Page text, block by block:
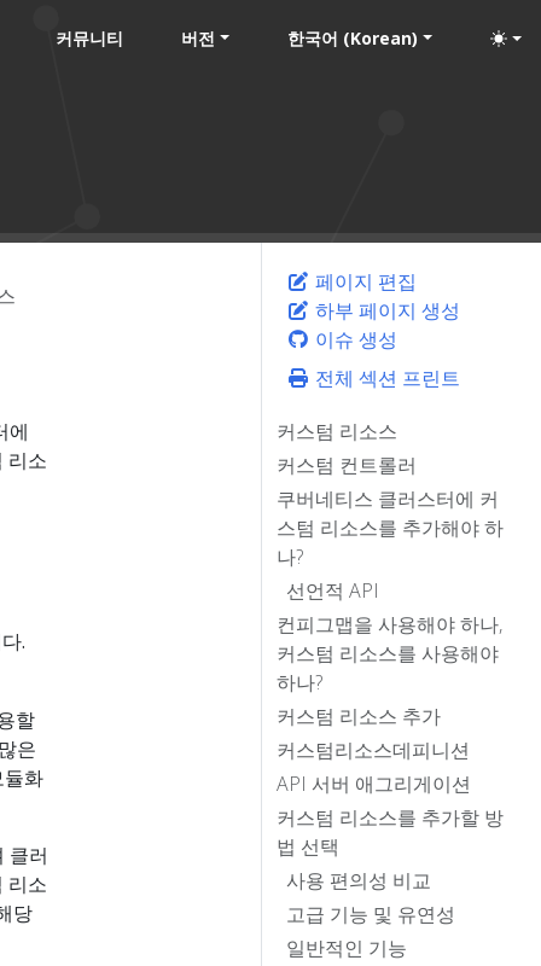
커뮤니티 버전 한국어 (Korean)
페이지 편집
하부 페이지 생성
이슈 생성
전체 섹션 프린트
커스텀 리소스
커스텀 컨트롤러
쿠버네티스 클러스터에 커
스텀 리소스를 추가해야 하
나?
선언적 API
컨피그맵을 사용해야 하나,
커스텀 리소스를 사용해야
하나?
커스텀 리소스 추가
커스텀리소스데피니션
API 서버 애그리게이션
커스텀 리소스를 추가할 방
법 선택
사용 편의성 비교
고급 기능 및 유연성
일반적인 기능
에
리소
.
할
은
듈화
클러
리소
당